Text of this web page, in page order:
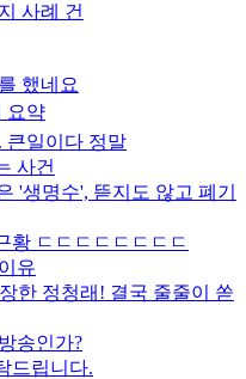
사례 건
했네요
요약
큰일이다 정말
사건
'생명수', 뜯지도 않고 폐기
황 ㄷㄷㄷㄷㄷㄷㄷㄷ
유
한 정청래! 결국 줄줄이 쏟
송인가?
드립니다.